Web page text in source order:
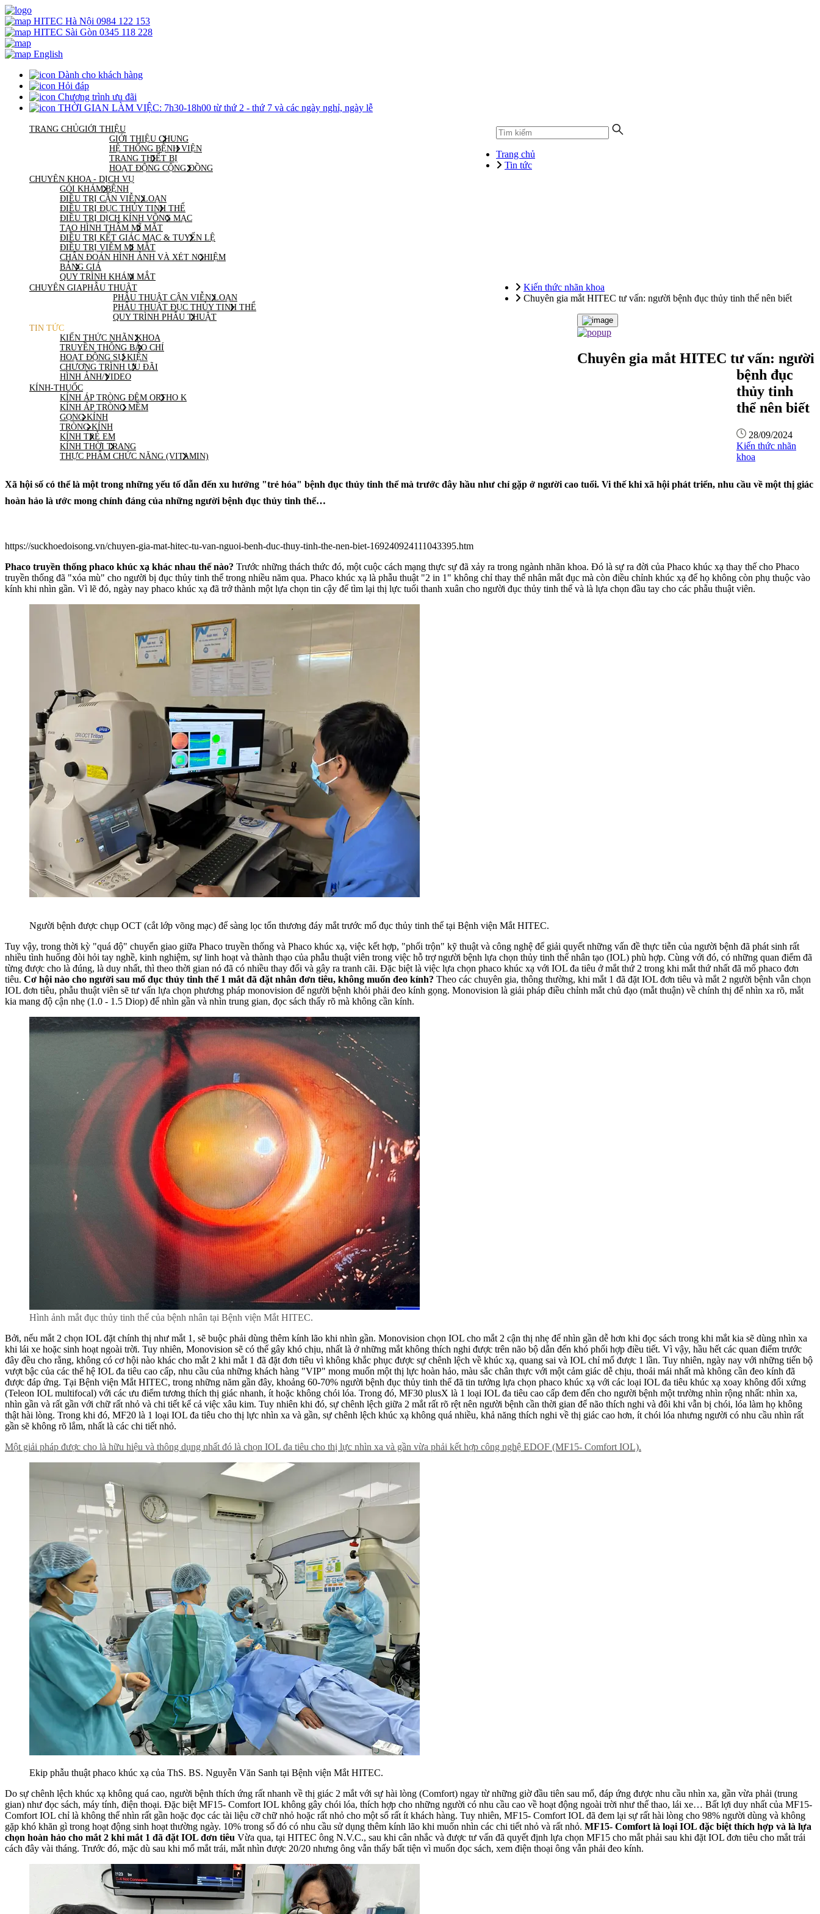
HITEC Hà Nội 0984 122 153
HITEC Sài Gòn 0345 118 228
English
Dành cho khách hàng
Hỏi đáp
Chương trình ưu đãi
THỜI GIAN LÀM VIỆC: 7h30-18h00 từ thứ 2 - thứ 7 và các ngày nghỉ, ngày lễ
TRANG CHỦGIỚI THIỆU
GIỚI THIỆU CHUNG
HỆ THỐNG BỆNH VIỆN
TRANG THIẾT BỊ
HOẠT ĐỘNG CỘNG ĐỒNG
CHUYÊN KHOA - DỊCH VỤ
GÓI KHÁM BỆNH
ĐIỀU TRỊ CẬN VIỄN LOẠN
ĐIỀU TRỊ ĐỤC THỦY TINH THỂ
ĐIỀU TRỊ DỊCH KÍNH VÕNG MẠC
TẠO HÌNH THẨM MĨ MẮT
ĐIỀU TRỊ KẾT GIÁC MẠC & TUYẾN LỆ
ĐIỀU TRỊ VIÊM MI MẮT
CHẨN ĐOÁN HÌNH ẢNH VÀ XÉT NGHIỆM
BẢNG GIÁ
QUY TRÌNH KHÁM MẮT
CHUYÊN GIAPHẪU THUẬT
PHẪU THUẬT CẬN VIỄN LOẠN
PHẨU THUẬT ĐỤC THỦY TINH THỂ
QUY TRÌNH PHẪU THUẬT
TIN TỨC
KIẾN THỨC NHÃN KHOA
TRUYỀN THÔNG BÁO CHÍ
HOẠT ĐỘNG SỰ KIỆN
CHƯƠNG TRÌNH ƯU ĐÃI
HÌNH ẢNH/VIDEO
KÍNH-THUỐC
KÍNH ÁP TRÒNG ĐÊM ORTHO K
KÍNH ÁP TRÒNG MỀM
GỌNG KÍNH
TRÒNG KÍNH
KÍNH TRẺ EM
KÍNH THỜI TRANG
THỰC PHẨM CHỨC NĂNG (VITAMIN)
Trang chủ
Tin tức
Kiến thức nhãn khoa
Chuyên gia mắt HITEC tư vấn: người bệnh đục thủy tinh thể nên biết
Chuyên gia mắt HITEC tư vấn: người
bệnh đục
thủy tinh
thể nên biết
28/09/2024
Kiến thức nhãn
khoa
Xã hội số có thể là một trong những yếu tố dẫn đến xu hướng "trẻ hóa" bệnh đục thủy tinh thể mà trước đây hầu như chỉ gặp ở người cao tuổi. Vi thế khi xã hội phát triển, nhu cầu về một thị giác
hoàn hảo là ước mong chính đáng của những người bệnh đục thủy tinh thể…
https://suckhoedoisong.vn/chuyen-gia-mat-hitec-tu-van-nguoi-benh-duc-thuy-tinh-the-nen-biet-169240924111043395.htm
Phaco truyền thống phaco khúc xạ khác nhau thế nào? Trước những thách thức đó, một cuộc cách mạng thực sự đã xảy ra trong ngành nhãn khoa. Đó là sự ra đời của Phaco khúc xạ thay thế cho Phaco
truyền thống đã "xóa mù" cho người bị đục thủy tinh thể trong nhiều năm qua. Phaco khúc xạ là phẫu thuật "2 in 1" không chỉ thay thế nhân mắt đục mà còn điều chỉnh khúc xạ để họ không còn phụ thuộc vào
kính khi nhìn gần. Vì lẽ đó, ngày nay phaco khúc xạ đã trở thành một lựa chọn tin cậy để tìm lại thị lực tuổi thanh xuân cho người đục thủy tinh thể và là lựa chọn đầu tay cho các phẫu thuật viên.
Người bệnh được chụp OCT (cắt lớp võng mạc) để sàng lọc tổn thương đáy mắt trước mổ đục thủy tinh thể tại Bệnh viện Mắt HITEC.
Tuy vậy, trong thời kỳ "quá độ" chuyển giao giữa Phaco truyền thống và Phaco khúc xạ, việc kết hợp, "phối trộn" kỹ thuật và công nghệ để giải quyết những vấn đề thực tiễn của người bệnh đã phát sinh rất
nhiều tình huống đòi hỏi tay nghề, kinh nghiệm, sự linh hoạt và thành thạo của phẫu thuật viên trong việc hỗ trợ người bệnh lựa chọn thủy tinh thể nhân tạo (IOL) phù hợp. Cùng với đó, có những quan điểm đã
từng được cho là đúng, là duy nhất, thì theo thời gian nó đã có nhiều thay đổi và gây ra tranh cãi. Đặc biệt là việc lựa chọn phaco khúc xạ với IOL đa tiêu ở mắt thứ 2 trong khi mắt thứ nhất đã mổ phaco đơn
tiêu. Cơ hội nào cho người sau mổ đục thủy tinh thể 1 mắt đã đặt nhân đơn tiêu, không muốn đeo kính? Theo các chuyên gia, thông thường, khi mắt 1 đã đặt IOL đơn tiêu và mắt 2 người bệnh vẫn chọn
IOL đơn tiêu, phẫu thuật viên sẽ tư vấn lựa chọn phương pháp monovision để người bệnh khỏi phải đeo kính gọng. Monovision là giải pháp điều chỉnh mắt chủ đạo (mắt thuận) về chính thị để nhìn xa rõ, mắt
kia mang độ cận nhẹ (1.0 - 1.5 Diop) để nhìn gần và nhìn trung gian, đọc sách thấy rõ mà không cần kính.
Hình ảnh mắt đục thủy tinh thể của bệnh nhân tại Bệnh viện Mắt HITEC.
Bởi, nếu mắt 2 chọn IOL đặt chính thị như mắt 1, sẽ buộc phải dùng thêm kính lão khi nhìn gần. Monovision chọn IOL cho mắt 2 cận thị nhẹ để nhìn gần dễ hơn khi đọc sách trong khi mắt kia sẽ dùng nhìn xa
khi lái xe hoặc sinh hoạt ngoài trời. Tuy nhiên, Monovision sẽ có thể gây khó chịu, nhất là ở những mắt không thích nghi được trên não bộ dẫn đến khó phối hợp điều tiết. Vì vậy, hầu hết các quan điểm trước
đây đều cho rằng, không có cơ hội nào khác cho mắt 2 khi mắt 1 đã đặt đơn tiêu vì không khắc phục được sự chênh lệch về khúc xạ, quang sai và IOL chỉ mổ được 1 lần. Tuy nhiên, ngày nay với những tiến bộ
vượt bậc của các thế hệ IOL đa tiêu cao cấp, nhu cầu của những khách hàng "VIP" mong muốn một thị lực hoàn hảo, màu sắc chân thực với một cảm giác dễ chịu, thoải mái nhất mà không cần đeo kính đã
được đáp ứng. Tại Bệnh viện Mắt HITEC, trong những năm gần đây, khoảng 60-70% người bệnh đục thủy tinh thể đã tin tưởng lựa chọn phaco khúc xạ với các loại IOL đa tiêu khúc xạ xoay không đối xứng
(Teleon IOL multifocal) với các ưu điểm tương thích thị giác nhanh, ít hoặc không chói lóa. Trong đó, MF30 plusX là 1 loại IOL đa tiêu cao cấp đem đến cho người bệnh một trường nhìn rộng nhất: nhìn xa,
nhìn gần và rất gần với chữ rất nhỏ và chi tiết kể cả việc xâu kim. Tuy nhiên khi đó, sự chênh lệch giữa 2 mắt rất rõ rệt nên người bệnh cần thời gian để não thích nghi và đôi khi vẫn bị chói, lóa làm họ không
thật hài lòng. Trong khi đó, MF20 là 1 loại IOL đa tiêu cho thị lực nhìn xa và gần, sự chênh lệch khúc xạ không quá nhiều, khả năng thích nghi về thị giác cao hơn, ít chói lóa nhưng người có nhu cầu nhìn rất
gần sẽ không rõ lắm, nhất là các chi tiết nhỏ.
Một giải pháp được cho là hữu hiệu và thông dụng nhất đó là chọn IOL đa tiêu cho thị lực nhìn xa và gần vừa phải kết hợp công nghệ EDOF (MF15- Comfort IOL).
Ekip phẫu thuật phaco khúc xạ của ThS. BS. Nguyễn Văn Sanh tại Bệnh viện Mắt HITEC.
Do sự chênh lệch khúc xạ không quá cao, người bệnh thích ứng rất nhanh về thị giác 2 mắt với sự hài lòng (Comfort) ngay từ những giờ đầu tiên sau mổ, đáp ứng được nhu cầu nhìn xa, gần vừa phải (trung
gian) như đọc sách, máy tính, điện thoại. Đặc biệt MF15- Comfort IOL không gây chói lóa, thích hợp cho những người có nhu cầu cao về hoạt động ngoài trời như thể thao, lái xe… Bất lợi duy nhất của MF15-
Comfort IOL chỉ là không thể nhìn rất gần hoặc đọc các tài liệu cỡ chữ nhỏ hoặc rất nhỏ cho một số rất ít khách hàng. Tuy nhiên, MF15- Comfort IOL đã đem lại sự rất hài lòng cho 98% người dùng và không
gặp khó khăn gì trong hoạt động sinh hoạt thường ngày. 10% trong số đó có nhu cầu sử dụng thêm kính lão khi muốn nhìn các chi tiết nhỏ và rất nhỏ. MF15- Comfort là loại IOL đặc biệt thích hợp và là lựa
chọn hoàn hảo cho mắt 2 khi mắt 1 đã đặt IOL đơn tiêu Vừa qua, tại HITEC ông N.V.C., sau khi cân nhắc và được tư vấn đã quyết định lựa chọn MF15 cho mắt phải sau khi đặt IOL đơn tiêu cho mắt trái
cách đây vài tháng. Trước đó, mặc dù sau khi mổ mắt trái, mắt nhìn được 20/20 nhưng ông vẫn thấy bất tiện vì muốn đọc sách, xem điện thoại ông vẫn phải đeo kính.